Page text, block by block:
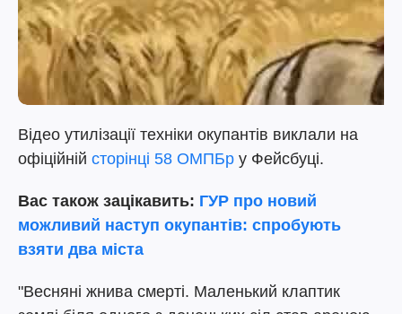
Відео утилізації техніки окупантів виклали на
офіційній сторінці 58 ОМПБр у Фейсбуці.
Вас також зацікавить: ГУР про новий
можливий наступ окупантів: спробують
взяти два міста
"Весняні жнива смерті. Маленький клаптик